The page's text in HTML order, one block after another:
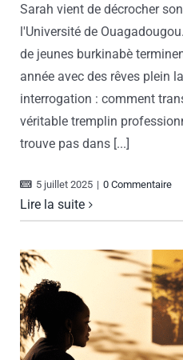
Sarah vient de décrocher
l'Université de
de jeunes burkinabè
année avec des rêves plein
interrogation : comment
véritable tremplin
trouve pas dans [...]
5 juillet 2025 | 0 Commentaire
Lire la suite